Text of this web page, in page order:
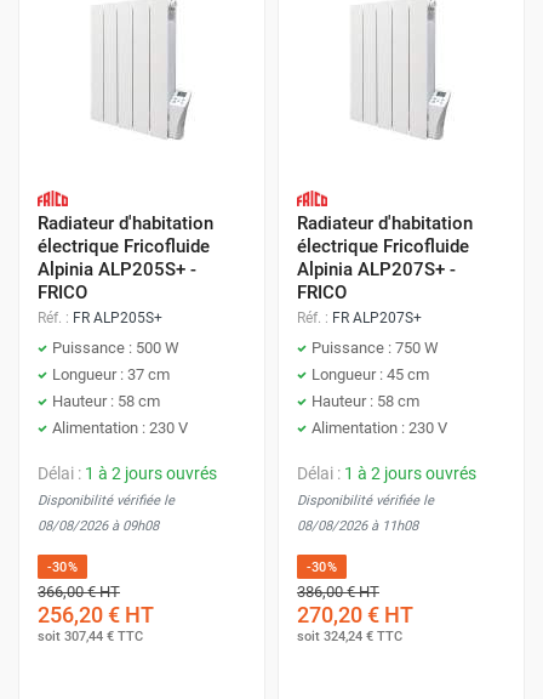
Radiateur d'habitation
électrique Fricofluide
Alpinia ALP205S+ -
FRICO
Réf. : FR ALP205S+
Puissance : 500 W
Longueur : 37 cm
Hauteur : 58 cm
Alimentation : 230 V
Délai : 1 à 2 jours ouvrés
Disponibilité vérifiée le
08/08/2026 à 09h08
-30%
366,00 €HT
256,20 € HT
soit 307,44 € TTC
Radiateur d'habitation
électrique Fricofluide
Alpinia ALP207S+ -
FRICO
Réf. : FR ALP207S+
Puissance : 750 W
Longueur : 45 cm
Hauteur : 58 cm
Alimentation : 230 V
Délai : 1 à 2 jours ouvrés
Disponibilité vérifiée le
08/08/2026 à 11h08
-30%
386,00 €HT
270,20 € HT
soit 324,24 € TTC